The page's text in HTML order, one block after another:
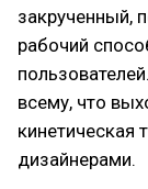
закрученный,
рабочий
всему, что
кинетическая
дизайнерами.